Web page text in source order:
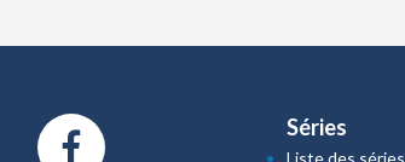
Séries
Liste des séries